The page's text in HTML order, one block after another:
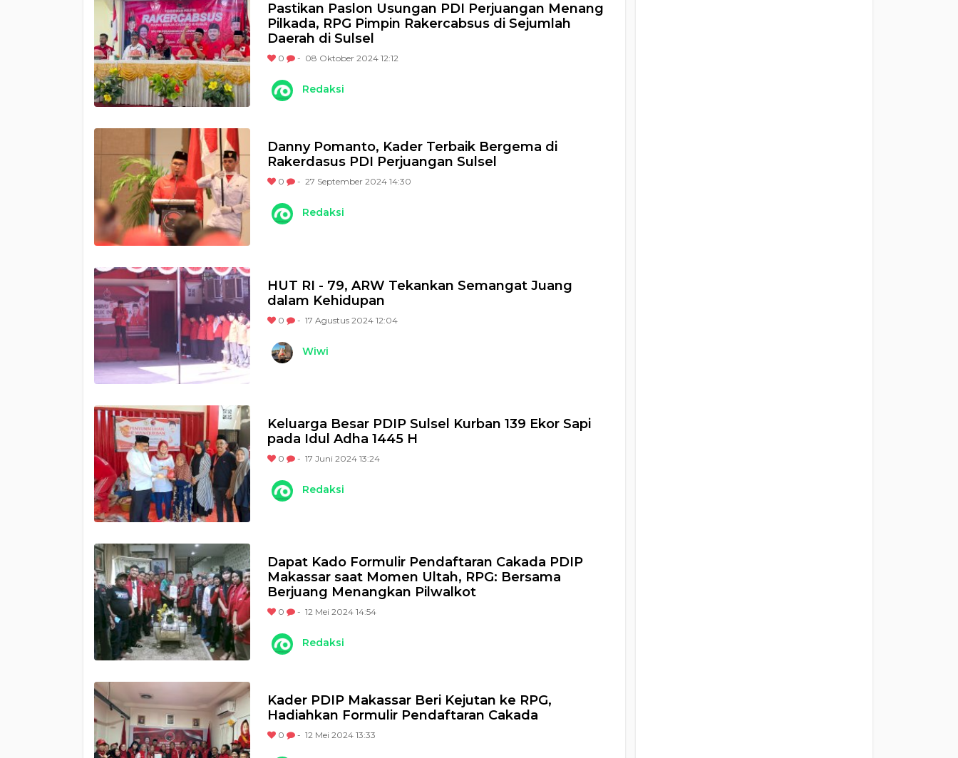
Pastikan Paslon Usungan PDI Perjuangan Menang
Pilkada, RPG Pimpin Rakercabsus di Sejumlah
Daerah di Sulsel
0 - 08 Oktober 2024 12:12
Redaksi
Danny Pomanto, Kader Terbaik Bergema di
Rakerdasus PDI Perjuangan Sulsel
0 - 27 September 2024 14:30
Redaksi
HUT RI - 79, ARW Tekankan Semangat Juang
dalam Kehidupan
0 - 17 Agustus 2024 12:04
Wiwi
Keluarga Besar PDIP Sulsel Kurban 139 Ekor Sapi
pada Idul Adha 1445 H
0 - 17 Juni 2024 13:24
Redaksi
Dapat Kado Formulir Pendaftaran Cakada PDIP
Makassar saat Momen Ultah, RPG: Bersama
Berjuang Menangkan Pilwalkot
0 - 12 Mei 2024 14:54
Redaksi
Kader PDIP Makassar Beri Kejutan ke RPG,
Hadiahkan Formulir Pendaftaran Cakada
0 - 12 Mei 2024 13:33